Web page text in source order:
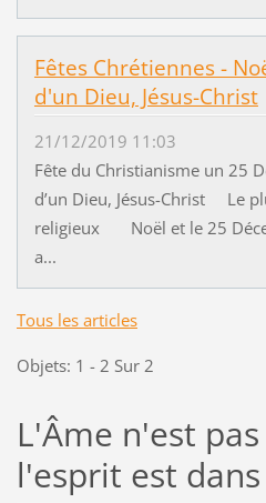
Fêtes Chrétiennes -
d'un Dieu, Jésus-Christ
21/12/2019 11:03
Fête du Christianisme un 25
d’un Dieu, Jésus-Christ Le
religieux Noël et le 25
a...
Tous les articles
Objets: 1 - 2 Sur 2
L'Âme n'est
l'esprit est